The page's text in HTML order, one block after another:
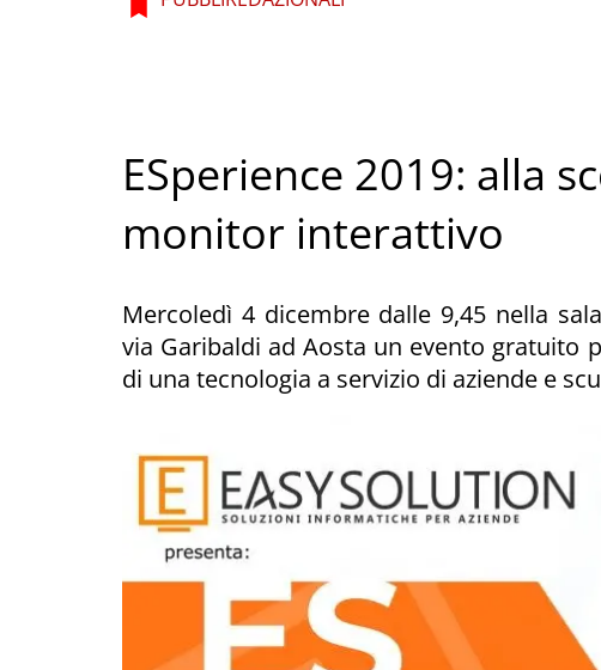
ESperience 2019: alla
monitor interattivo
Mercoledì 4 dicembre dalle 9,45 nella
via Garibaldi ad Aosta un evento gratuito
di una tecnologia a servizio di aziende e